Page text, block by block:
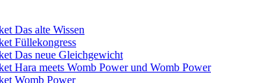
Das alte Wissen
Füllekongress
Das neue Gleichgewicht
Hara meets Womb Power und Womb Power
Womb Power